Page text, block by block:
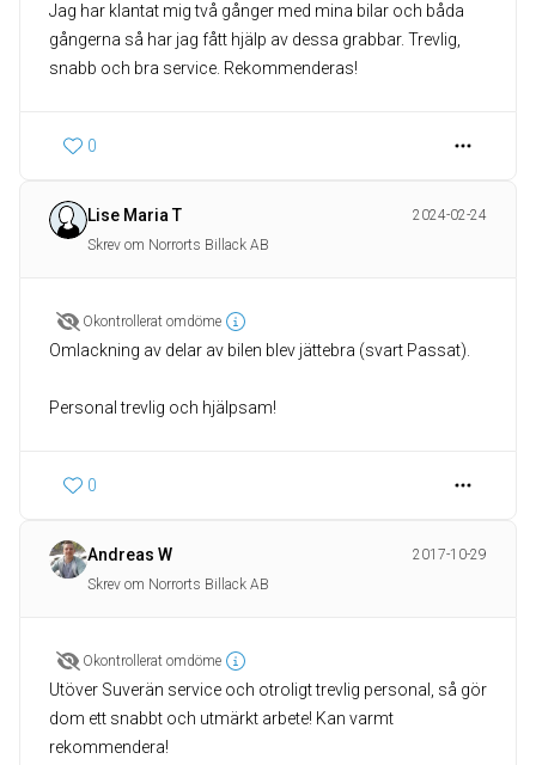
Jag har klantat mig två gånger med mina bilar och båda
gångerna så har jag fått hjälp av dessa grabbar. Trevlig,
snabb och bra service. Rekommenderas!
0
Lise Maria T
2024-02-24
Skrev om Norrorts Billack AB
Okontrollerat omdöme
Omlackning av delar av bilen blev jättebra (svart Passat).
Personal trevlig och hjälpsam!
0
Andreas W
2017-10-29
Skrev om Norrorts Billack AB
Okontrollerat omdöme
Utöver Suverän service och otroligt trevlig personal, så gör
dom ett snabbt och utmärkt arbete! Kan varmt
rekommendera!